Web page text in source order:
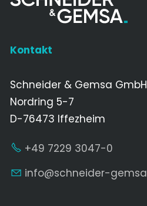
Kontakt
Schneider & Gemsa GmbH
Nordring 5-7
D-76473 Iffezheim
+49 7229 3047-0
nf
schn d r-g ms